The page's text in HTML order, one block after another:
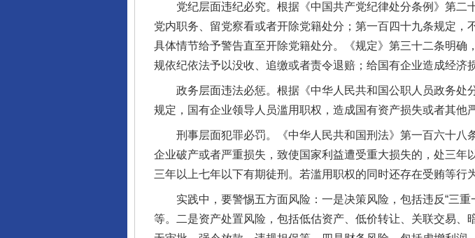
党纪层面违纪必究。根据《中国共产党纪律处分条例》第二
党内职务、留党察看或者开除党籍处分；第一百四十九条规定
具体情节给予警告直至开除党籍处分。《规定》第三十二条明
规依纪依法予以没收、追缴或者责令退赔；给国有企业造成经济
政务层面违法必惩。根据《中华人民共和国公职人员政务处
规定，国有企业领导人员滥用职权，造成国有资产损失或者其他
刑事层面犯罪必罚。《中华人民共和国刑法》第一百六十八
企业破产或者严重损失，致使国家利益遭受重大损失的，处三
三年以上七年以下有期徒刑。若滥用职权的同时还存在受贿等行
实践中，要警惕五方面风险：一是决策风险，包括违反“三重
等。二是资产处置风险，包括低估资产、低价转让、关联交易、